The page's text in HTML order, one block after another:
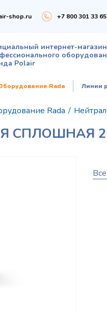
shop.ru +7 800 301 33 65
интернет-магазин
Polair
Rada Линии
Rada /
СПЛОШНАЯ